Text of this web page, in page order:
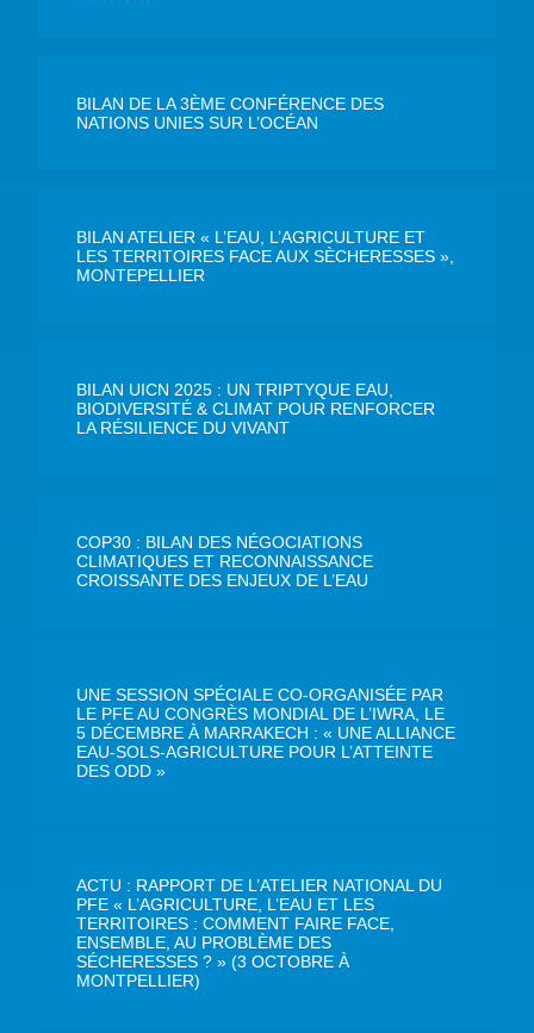
BILAN DE LA 3ÈME CONFÉRENCE DES
NATIONS UNIES SUR L’OCÉAN
BILAN ATELIER « L’EAU, L’AGRICULTURE ET
LES TERRITOIRES FACE AUX SÈCHERESSES »,
MONTEPELLIER
BILAN UICN 2025 : UN TRIPTYQUE EAU,
BIODIVERSITÉ & CLIMAT POUR RENFORCER
LA RÉSILIENCE DU VIVANT
COP30 : BILAN DES NÉGOCIATIONS
CLIMATIQUES ET RECONNAISSANCE
CROISSANTE DES ENJEUX DE L’EAU
UNE SESSION SPÉCIALE CO-ORGANISÉE PAR
LE PFE AU CONGRÈS MONDIAL DE L’IWRA, LE
5 DÉCEMBRE À MARRAKECH : « UNE ALLIANCE
EAU-SOLS-AGRICULTURE POUR L’ATTEINTE
DES ODD »
ACTU : RAPPORT DE L’ATELIER NATIONAL DU
PFE « L’AGRICULTURE, L’EAU ET LES
TERRITOIRES : COMMENT FAIRE FACE,
ENSEMBLE, AU PROBLÈME DES
SÉCHERESSES ? » (3 OCTOBRE À
MONTPELLIER)